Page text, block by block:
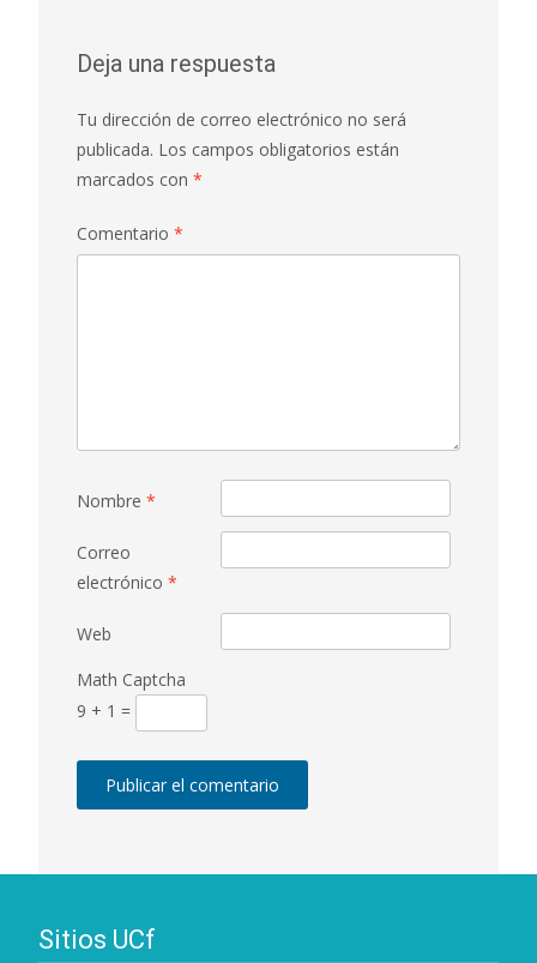
Deja una respuesta
Tu dirección de correo electrónico no será
publicada. Los campos obligatorios están
marcados con *
Comentario *
Nombre *
Correo
electrónico *
Web
Math Captcha
9 + 1 =
Sitios UCf